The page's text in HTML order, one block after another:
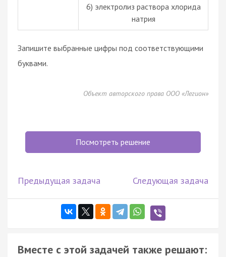
6) электролиз раствора хлорида
натрия
Запишите выбранные цифры под соответствующими
буквами.
Объект авторского права ООО «Легион»
Посмотреть решение
Предыдущая задача Следующая задача
Вместе с этой задачей также решают: